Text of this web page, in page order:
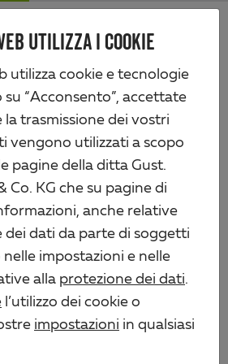
UTILIZZA I COOKIE
utilizza cookie e tecnologie
su “Acconsento”, accettate
la trasmissione dei vostri
vengono utilizzati a scopo
pagine della ditta Gust.
Co. KG che su pagine di
anche relative
dei dati da parte di soggetti
impostazioni e nelle
alla protezione dei dati.
l’utilizzo dei cookie o
impostazioni in qualsiasi
cancelli
Cancello a due ante Flexo, leggero